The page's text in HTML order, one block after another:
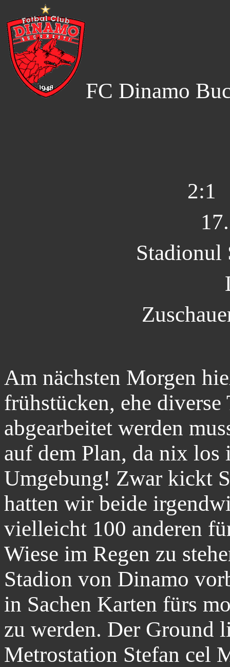
FC Dinamo
2:1
Stadionul
Am nächsten Morgen
frühstücken, ehe diverse
abgearbeitet werden
auf dem Plan, da nix los
Umgebung! Zwar kickt
hatten wir beide
vielleicht 100 anderen
Wiese im Regen zu
Stadion von Dinamo
in Sachen Karten fürs
zu werden. Der Ground
Metrostation Stefan cel